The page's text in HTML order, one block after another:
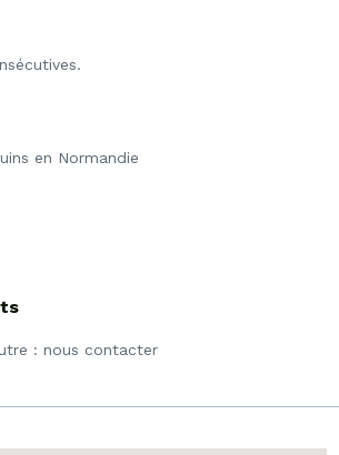
en Normandie
: nous contacter